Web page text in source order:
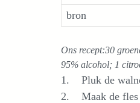
bron
Ons recept:30
95% alcohol; 1
1. Pluk de
2. Maak de fles